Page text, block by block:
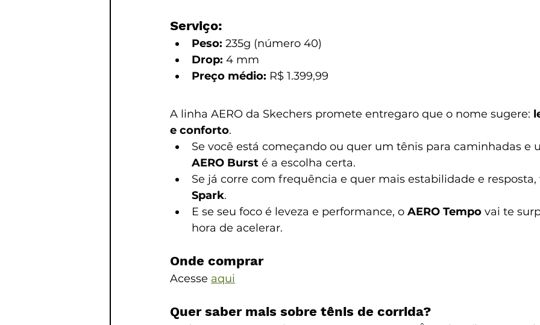
Serviço:
Peso: 235g (número 40)
Drop: 4 mm
Preço médio: R$ 1.399,99
A linha AERO da Skechers promete entregaro que o nome sugere:
e conforto.
Se você está começando ou quer um tênis para caminhadas e
AERO Burst é a escolha certa.
Se já corre com frequência e quer mais estabilidade e resposta,
Spark.
E se seu foco é leveza e performance, o AERO Tempo vai te
hora de acelerar.
Onde comprar
Acesse aqui
Quer saber mais sobre tênis de corrida?